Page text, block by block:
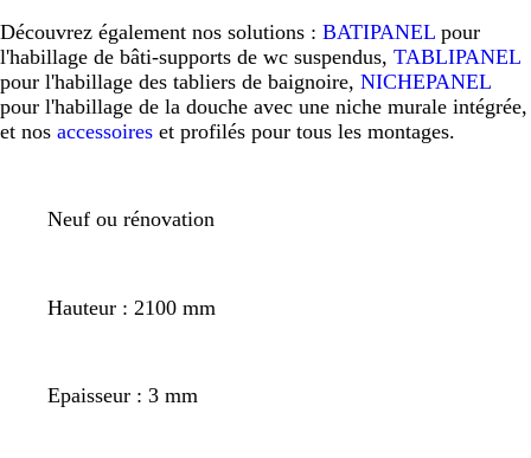
Découvrez également nos solutions : BATIPANEL pour
l'habillage de bâti-supports de wc suspendus, TABLIPANEL
pour l'habillage des tabliers de baignoire, NICHEPANEL
pour l'habillage de la douche avec une niche murale intégrée,
et nos accessoires et profilés pour tous les montages.
Neuf ou rénovation
Hauteur : 2100 mm
Epaisseur : 3 mm